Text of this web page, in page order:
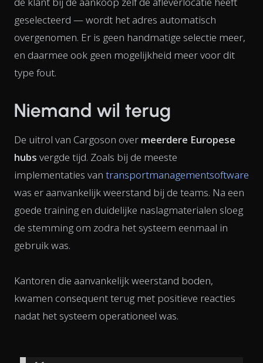
geselecteerd — wordt het adres automatisch
overgenomen. Er is geen handmatige selectie meer,
en daarmee ook geen mogelijkheid meer voor dit
type fout.
Niemand wil terug
De uitrol van Cargoson over meerdere Europese
hubs vergde tijd. Zoals bij de meeste
implementaties van transportmanagementsoftware
was er aanvankelijk weerstand bij de teams. Na een
goede training en duidelijke naslagmaterialen sloeg
de stemming om zodra het systeem eenmaal in
gebruik was.
Kantoren die aanvankelijk weerstand boden,
kwamen consequent terug met positieve reacties
nadat het systeem operationeel was.